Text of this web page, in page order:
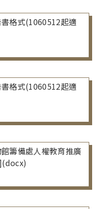
格式(1060512起適
格式(1060512起適
籌備處人權教育推廣